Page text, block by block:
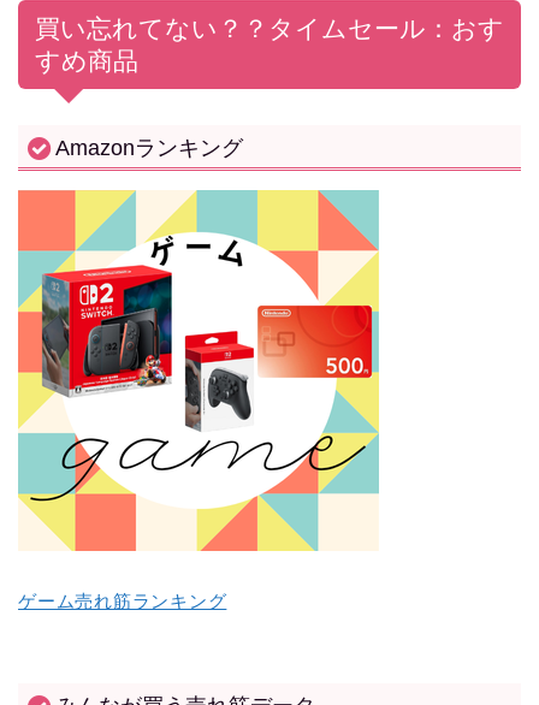
買い忘れてない？？ タイムセール：おす
すめ商品
Amazonランキング
ゲーム売れ筋ランキング